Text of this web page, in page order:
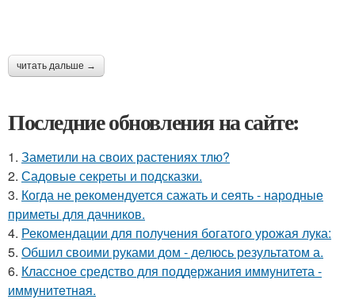
читать дальше →
Последние обновления на сайте:
1. Заметили на своих растениях тлю?
2. Садовые секреты и подсказки.
3. Когда не рекомендуется сажать и сеять - народные
приметы для дачников.
4. Рекомендации для получения богатого урожая лука:
5. Обшил своими руками дом - делюсь результатом а.
6. Классное средство для поддержания иммунитета -
иммyнитeтнaя.